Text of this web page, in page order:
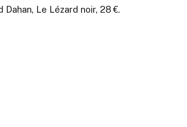
Le Lézard noir, 28 €.